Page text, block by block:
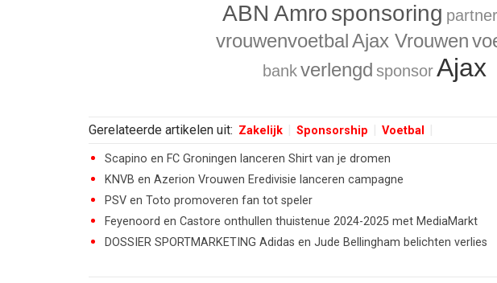
ABN Amrosponsoring
vrouwenvoetbalAjax Vrouwen
bankverlengd sponsorAjax
Gerelateerde artikelen uit: Zakelijk Sponsorship Voetbal
Scapino en FC Groningen lanceren Shirt van je dromen
KNVB en Azerion Vrouwen Eredivisie lanceren campagne
PSV en Toto promoveren fan tot speler
Feyenoord en Castore onthullen thuistenue 2024-2025 met MediaMarkt
DOSSIER SPORTMARKETING Adidas en Jude Bellingham belichten verlies